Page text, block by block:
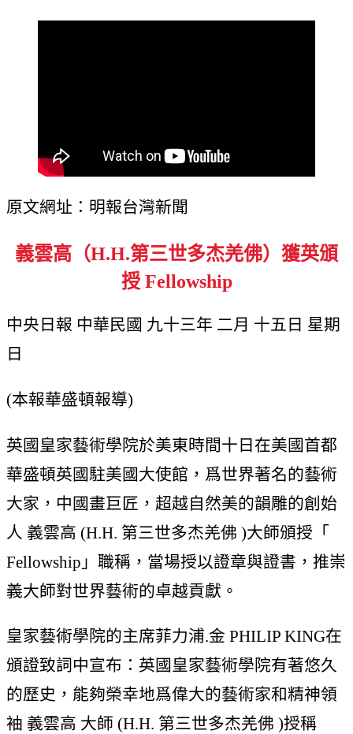
原文網址：明報台灣新聞
義雲高（H.H.第三世多杰羌佛）獲英頒
授 Fellowship
中央日報 中華民國 九十三年 二月 十五日 星期
日
(本報華盛頓報導)
英國皇家藝術學院於美東時間十日在美國首都
華盛頓英國駐美國大使館，爲世界著名的藝術
大家，中國畫巨匠，超越自然美的韻雕的創始
人 義雲高 (H.H. 第三世多杰羌佛 )大師頒授「
Fellowship」職稱，當場授以證章與證書，推崇
義大師對世界藝術的卓越貢獻。
皇家藝術學院的主席菲力浦.金 PHILIP KING在
頒證致詞中宣布：英國皇家藝術學院有著悠久
的歷史，能夠榮幸地爲偉大的藝術家和精神領
袖 義雲高 大師 (H.H. 第三世多杰羌佛 )授稱